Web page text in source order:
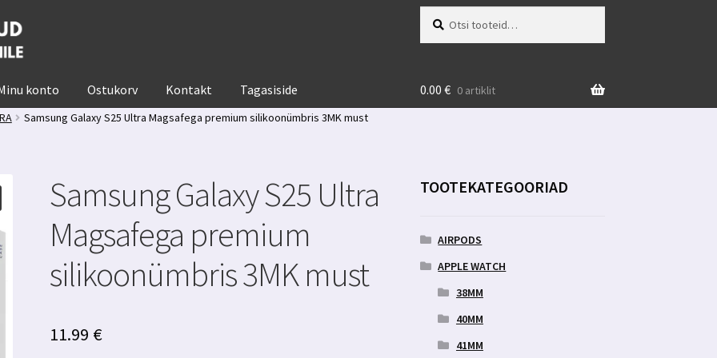
konto Ostukorv Kontakt Tagasiside 0.00 € 0 artiklit
Samsung Galaxy S25 Ultra Magsafega premium silikoonümbris 3MK must
Samsung Galaxy S25 Ultra
Magsafega premium
silikoonümbris 3MK must
11.99 €
TOOTEKATEGOORIAD
AIRPODS
APPLE WATCH
38MM
40MM
41MM